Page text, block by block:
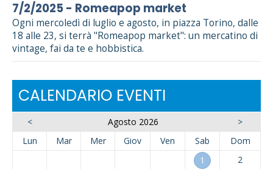
7/2/2025 - Romeapop market
Ogni mercoledì di luglio e agosto, in piazza Torino, dalle
18 alle 23, si terrà "Romeapop market": un mercatino di
vintage, fai da te e hobbistica.
CALENDARIO EVENTI
< Agosto 2026
>
Lun
Mar Mer Giov Ven Sab
Dom
1
2